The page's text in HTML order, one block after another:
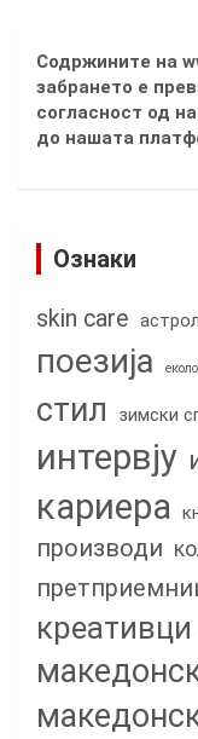
Содржините на
забрането е
согласност од
до нашата
Ознаки
skin care
поезија
стил
зимски
интервју
кариера
производи
креативци